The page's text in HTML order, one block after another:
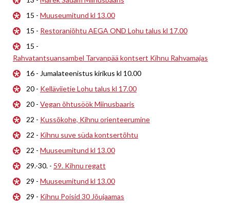
15 - Muuseumitund kl 13.00
15 - Restoraniõhtu AEGA OND Lohu talus kl 17.00
15 -
Rahvatantsuansambel Tarvanpää kontsert Kihnu Rahvamajas
16 - Jumalateenistus kirikus kl 10.00
20 - Kelläviietie Lohu talus kl 17.00
20 - Vegan õhtusöök Miinusbaaris
22 - Kussõkohe, Kihnu orienteerumine
22 - Kihnu suve süda kontsertõhtu
22 - Muuseumitund kl 13.00
29.-30. - 59. Kihnu regatt
29 - Muuseumitund kl 13.00
29 - Kihnu Poisid 30 Jõujaamas